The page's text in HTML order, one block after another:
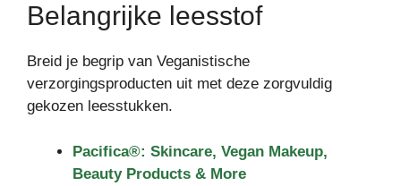
Belangrijke leesstof
Breid je begrip van Veganistische
verzorgingsproducten uit met deze zorgvuldig
gekozen leesstukken.
Pacifica®: Skincare, Vegan Makeup,
Beauty Products & More